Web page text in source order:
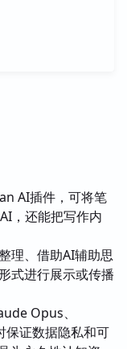
AI插件，可将笔
，还能把写作内
理、借助AI辅助思
式进行展示或传播
Opus、
证数据隐私和可